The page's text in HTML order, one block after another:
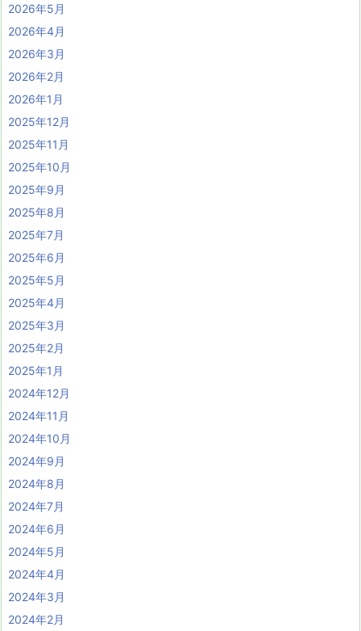
2026年5月
2026年4月
2026年3月
2026年2月
2026年1月
2025年12月
2025年11月
2025年10月
2025年9月
2025年8月
2025年7月
2025年6月
2025年5月
2025年4月
2025年3月
2025年2月
2025年1月
2024年12月
2024年11月
2024年10月
2024年9月
2024年8月
2024年7月
2024年6月
2024年5月
2024年4月
2024年3月
2024年2月